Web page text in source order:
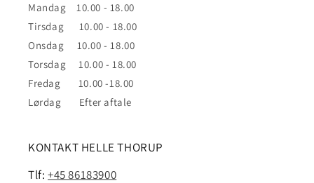
Mandag 10.00 - 18.00
Tirsdag 10.00 - 18.00
Onsdag 10.00 - 18.00
Torsdag 10.00 - 18.00
Fredag 10.00 -18.00
Lørdag Efter aftale
KONTAKT HELLE THORUP
Tlf:+45 86183900